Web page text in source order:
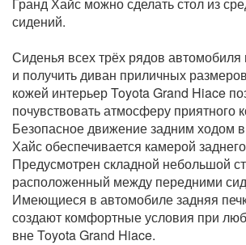
сидений.
Сиденья всех трёх рядов
и получить диван приличных
кожей интерьер Toyota Grand Hiace
почувствовать атмосферу приятного
Безопасное движение задним ходом
Хайс обеспечивается камерой
Предусмотрен складной небольшой
расположенный между передними
Имеющиеся в автомобиле задняя
создают комфортные условия при
вне Toyota Grand Hiace.